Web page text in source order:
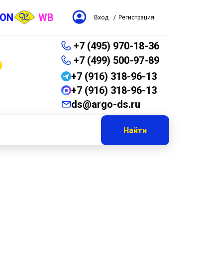
WB Вход / Регистрация
+7 (495) 970-18-36
+7 (499) 500-97-89
+7 (916) 318-96-13
+7 (916) 318-96-13
ds@argo-ds.ru
Найти